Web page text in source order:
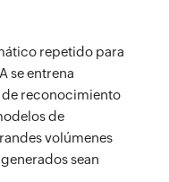
repetido para
se entrena
de reconocimiento
de
volúmenes
sean